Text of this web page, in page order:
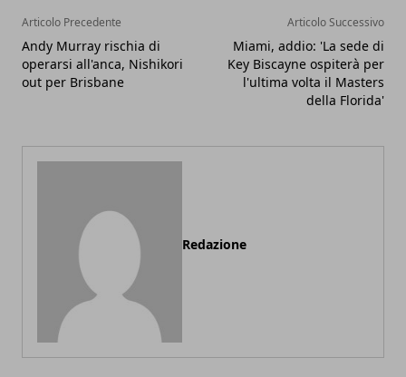
Articolo Precedente
Andy Murray rischia di
operarsi all'anca, Nishikori
out per Brisbane
Articolo Successivo
Miami, addio: 'La sede di
Key Biscayne ospiterà per
l'ultima volta il Masters
della Florida'
Redazione